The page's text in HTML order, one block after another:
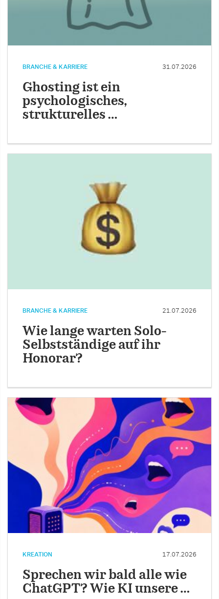
BRANCHE & KARRIERE 31.07.2026
Ghosting ist ein
psychologisches,
strukturelles …
BRANCHE & KARRIERE 21.07.2026
Wie lange warten Solo-
Selbstständige auf ihr
Honorar?
KREATION 17.07.2026
Sprechen wir bald alle wie
ChatGPT? Wie KI unsere …